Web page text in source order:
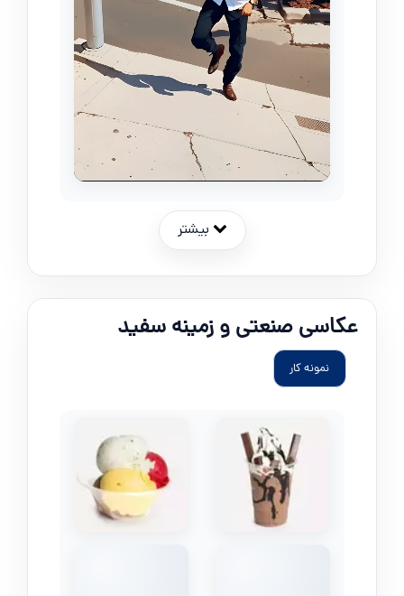
بیشتر
عکاسی صنعتی و زمینه سفید
نمونه کار